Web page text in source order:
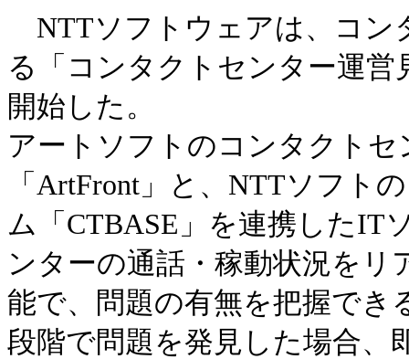
NTTソフトウェアは、コン
る「コンタクトセンター運
開始した。
アートソフトのコンタクト
「ArtFront」と、NTTソフト
ム「CTBASE」を連携したIT
ンターの通話・稼動状況をリ
能で、問題の有無を把握でき
段階で問題を発見した場合、